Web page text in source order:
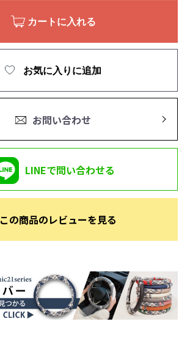
カートに入れる
お気に入りに追加
お問い合わせ
LINEで問い合わせる
この商品のレビューを見る